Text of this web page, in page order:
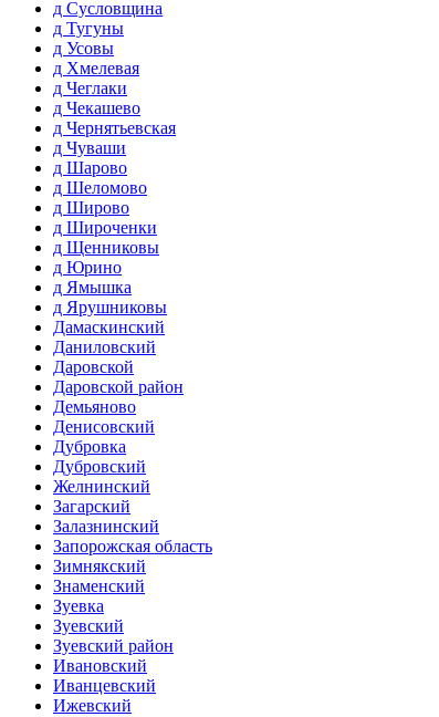
д Сусловщина
д Тугуны
д Усовы
д Хмелевая
д Чеглаки
д Чекашево
д Чернятьевская
д Чуваши
д Шарово
д Шеломово
д Широво
д Широченки
д Щенниковы
д Юрино
д Ямышка
д Ярушниковы
Дамаскинский
Даниловский
Даровской
Даровской район
Демьяново
Денисовский
Дубровка
Дубровский
Желнинский
Загарский
Залазнинский
Запорожская область
Зимнякский
Знаменский
Зуевка
Зуевский
Зуевский район
Ивановский
Иванцевский
Ижевский